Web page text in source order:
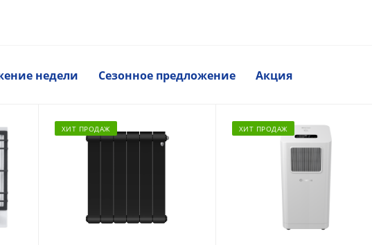
недели Сезонное предложение Акция
ХИТ ПРОДАЖ ХИТ ПРОДАЖ